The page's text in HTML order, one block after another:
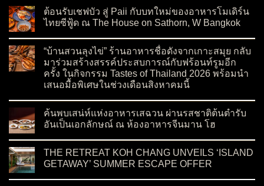
ต้อนรับเชฟบัว สู่ Paii กับบทใหม่ของอาหารโมเดิร์น
ไทยซีฟู้ด ณ The House on Sathorn, W Bangkok
“บ้านสวนลุงไข่” ร้านอาหารชื่อดังจากเกาะสมุย กลับ
มาร่วมสร้างสรรค์ประสบการณ์กับฟร้อนท์รูมอีก
ครั้ง ในกิจกรรม Tastes of Thailand 2026 พร้อมนำ
เสนอมื้อพิเศษในช่วงเดือนสิงหาคมนี้
ค้นพบเสน่ห์แห่งอาหารเสฉวน ผ่านรสชาติต้นตำรับ
อันเป็นเอกลักษณ์ ณ ห้องอาหารจีนมาน โฮ
THE RETREAT KOH CHANG UNVEILS ‘ISLAND
GETAWAY’ SUMMER ESCAPE OFFER